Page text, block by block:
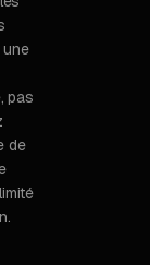
pas
de